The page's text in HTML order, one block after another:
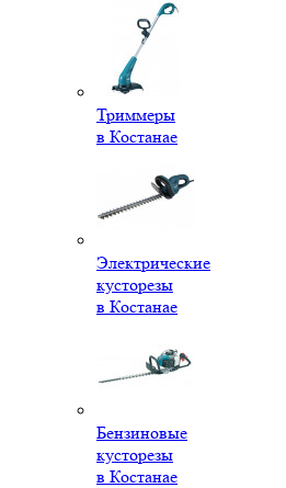
Триммеры
в Костанае
Электрические
кусторезы
в Костанае
Бензиновые
кусторезы
в Костанае